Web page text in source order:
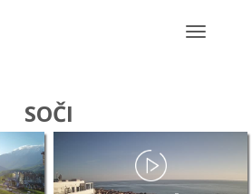
Toggle
SOČI